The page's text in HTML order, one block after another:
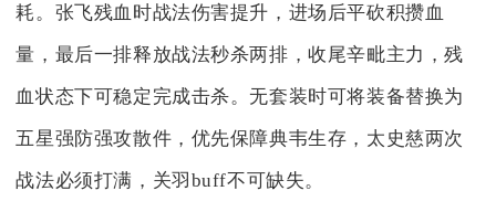
耗。张飞残血时战法伤害提升，进场后平砍积攒血
量，最后一排释放战法秒杀两排，收尾辛毗主力，残
血状态下可稳定完成击杀。无套装时可将装备替换为
五星强防强攻散件，优先保障典韦生存，太史慈两次
战法必须打满，关羽buff不可缺失。